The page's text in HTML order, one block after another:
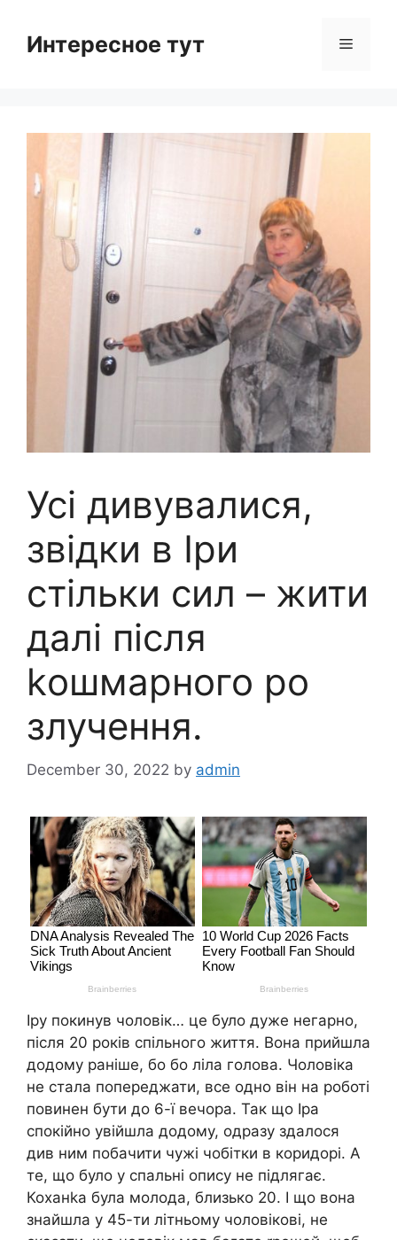
contentИнтересное тут Menu
Усі дивувалися,
звідки в Іри
стільки сил – жити
далі після
kошмарного ро
злучення.
December 30, 2022 by admin
Іру покинув чоловік… це було дуже негарно,
після 20 років спільного життя. Вона прийшла
додому раніше, бо бо ліла голова. Чоловіка
не стала попереджати, все одно він на роботі
повинен бути до 6-ї вечора. Так що Іра
спокійно увійшла додому, одразу здалося
див ним побачити чужі чобітки в коридорі. А
те, що було у спальні опису не підлягає.
Коханkа була молода, близько 20. І що вона
знайшла у 45-ти літньому чоловікові, не